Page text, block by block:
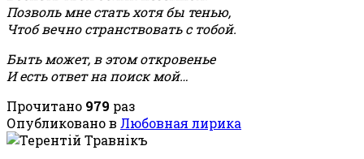
Позволь мне стать хотя бы тенью,
Чтоб вечно странствовать с тобой.
Быть может, в этом откровенье
И есть ответ на поиск мой…
Прочитано 979 раз
Опубликовано в Любовная лирика